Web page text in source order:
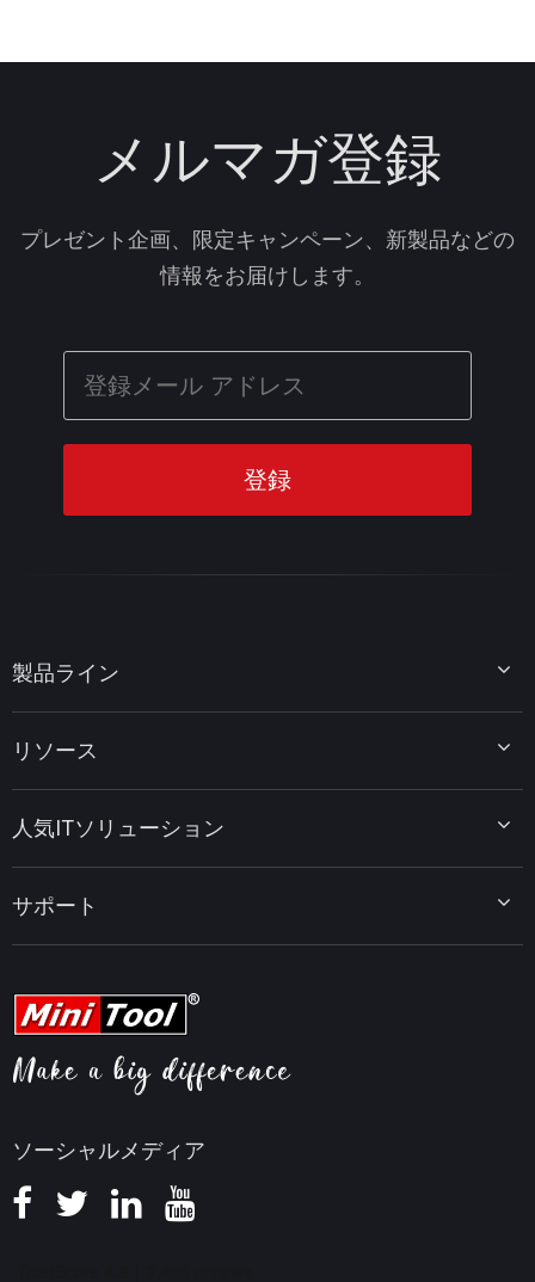
メルマガ登録
プレゼント企画、限定キャンペーン、新製品などの
情報をお届けします。
ソーシャルメディア
製品ライン
MiniTool Power Data Recovery
MiniTool PDF Editor
MiniTool MovieMaker
MiniTool uTube Downloader
リソース
データ復元ヒント
PDF編集ヒント
動画編集ヒント
ビデオ変換ヒント
画面録画ヒント
知識ベース
人気ITソリューション
MiniTool ニュースセンター
サポート
ヘルプ